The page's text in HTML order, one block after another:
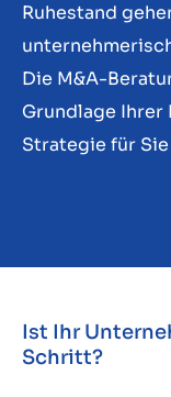
Ruhestand
Die M&A-
Grundlage
Strategie für Sie
Ist Ihr
Schritt?